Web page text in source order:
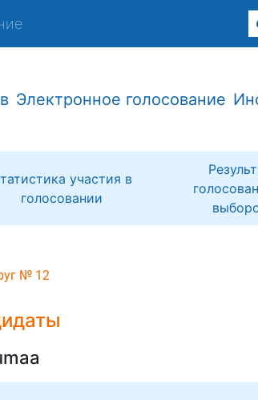
Электронное голосование
участия в
голосовании
№ 12